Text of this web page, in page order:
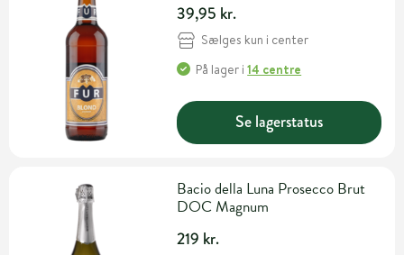
39,95 kr.
Sælges kun i center
På lager i14 centre
Se lagerstatus
Bacio della Luna Prosecco Brut
DOC Magnum
219 kr.